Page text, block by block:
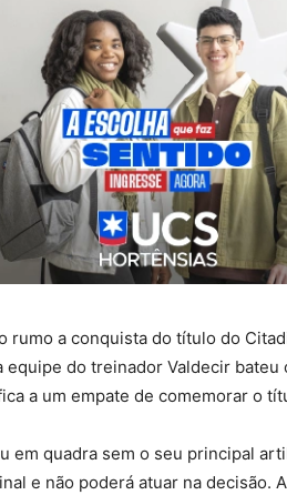
rumo a conquista do título do
equipe do treinador Valdecir bateu
a um empate de comemorar o
em quadra sem o seu principal
e não poderá atuar na decisão. A